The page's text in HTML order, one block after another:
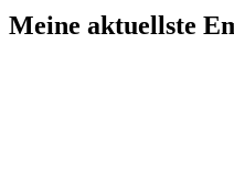
Meine aktuellste